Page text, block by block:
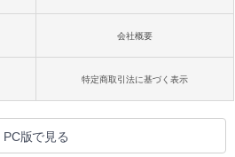
会社概要
特定商取引法に基づく表示
PC版で見る